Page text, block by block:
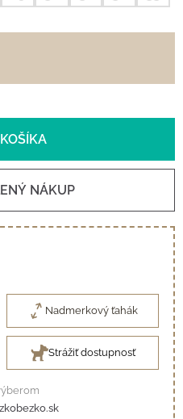
NÁKUP
Nadmerkový ťahák
Strážiť dostupnosť